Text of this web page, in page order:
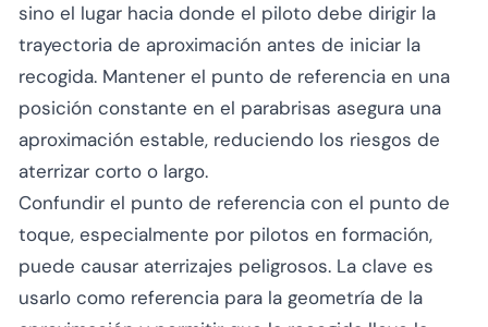
sino el lugar hacia donde el piloto debe dirigir la
trayectoria de aproximación antes de iniciar la
recogida. Mantener el punto de referencia en una
posición constante en el parabrisas asegura una
aproximación estable, reduciendo los riesgos de
aterrizar corto o largo.
Confundir el punto de referencia con el punto de
toque, especialmente por pilotos en formación,
puede causar aterrizajes peligrosos. La clave es
usarlo como referencia para la geometría de la